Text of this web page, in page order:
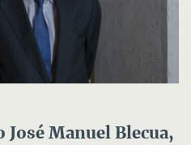
José Manuel Blecua,